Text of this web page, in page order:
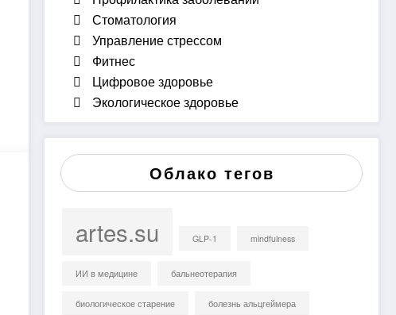
Стоматология
Управление стрессом
Фитнес
Цифровое здоровье
Экологическое здоровье
Облако тегов
artes.su GLP-1 mindfulness
ИИ в медицине бальнеотерапия
биологическое старение болезнь альцгеймера